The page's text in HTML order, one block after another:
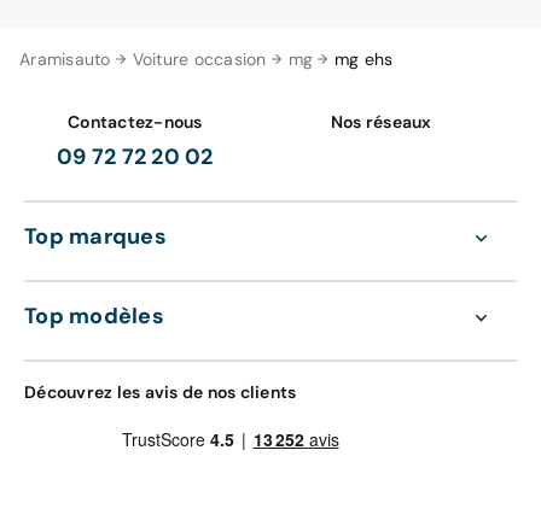
Aramisauto Voiture occasion mg mg ehs
Contactez-nous
09 72 72 20 02
Nos réseaux
Top marques
Top modèles
Découvrez les avis de nos clients